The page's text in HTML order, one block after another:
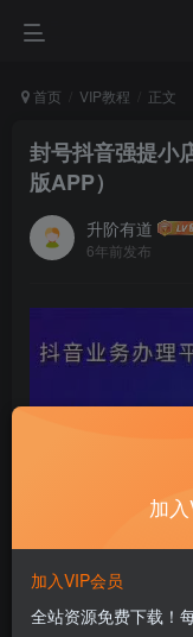
首页 VIP教程 正文
封号抖音强提小
版APP）
升阶有道
6年前发布
加
加入VIP会员
全站资源免费下载！